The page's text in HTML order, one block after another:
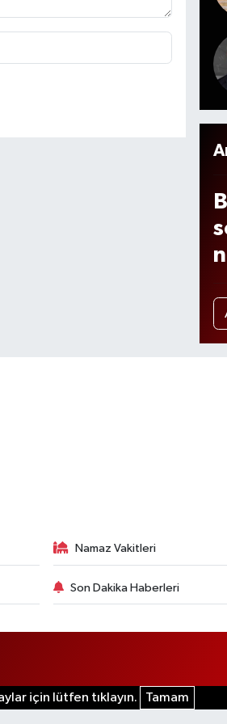
Namaz Vakitleri
Son Dakika Haberleri
için lütfen tıklayın. Tamam